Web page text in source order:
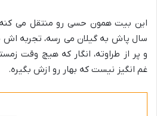
این بیت همون حسی رو منتقل می
سال پاش به گیلان می رسه، تجربه اش
و پر از طراوته، انگار که هیچ وقت
غم انگیز نیست که بهار رو ازش بگیره.